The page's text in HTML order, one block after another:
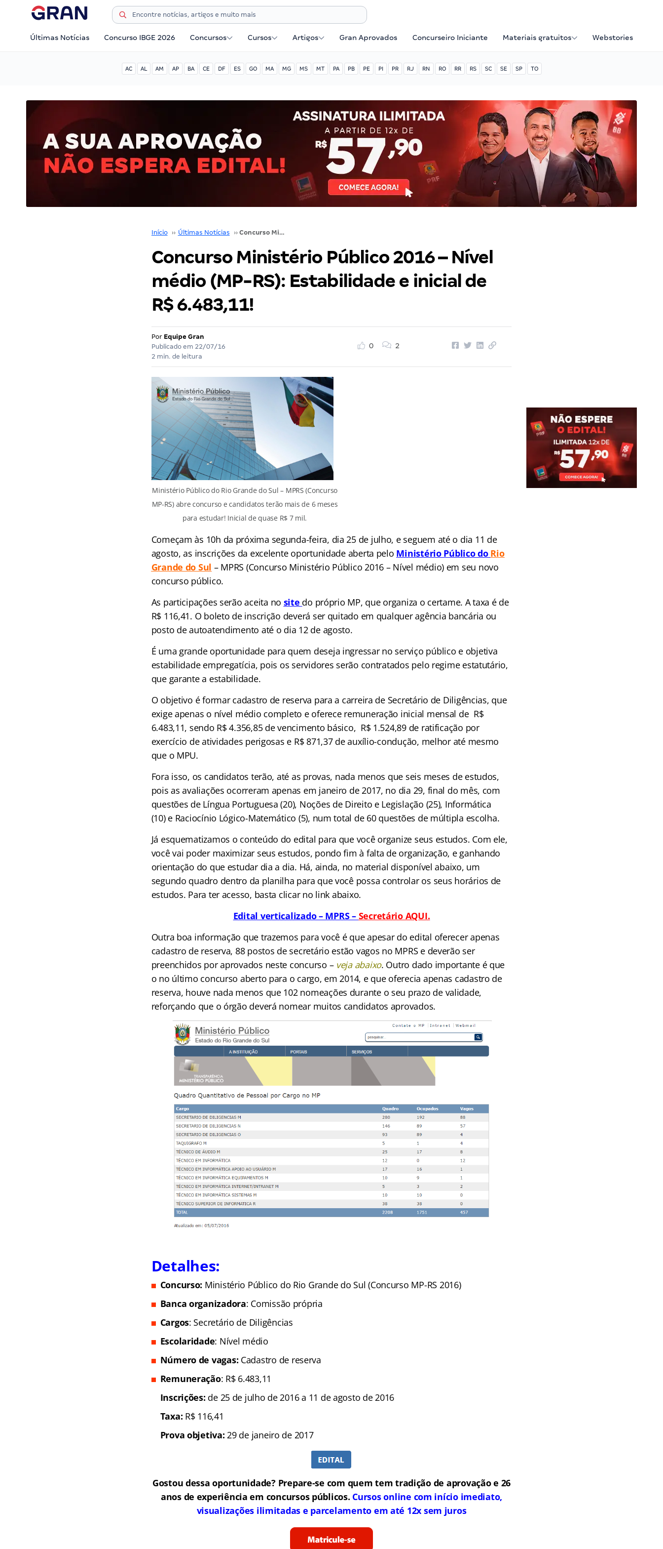
Últimas Notícias Concurso IBGE 2026 Concursos Cursos Artigos Gran Aprovados Concurseiro Iniciante Materiais gratuitos Webstories
AC AL AM AP BA CE DF ES GO MA MG MS MT PA PB PE PI PR RJ RN RO RR RS SC SE SP TO
Início ›› Últimas Notícias ›› Concurso Ministério Público 2016 – Nível médio (MP-RS): Estabilidade e inicial de R$ 6.483,11!
Concurso Ministério Público 2016 – Nível
médio (MP-RS): Estabilidade e inicial de
R$ 6.483,11!
Por Equipe Gran
Publicado em 22/07/16
2 min. de leitura
0 2
Ministério Público do Rio Grande do Sul – MPRS (Concurso
MP-RS) abre concurso e candidatos terão mais de 6 meses
para estudar! Inicial de quase R$ 7 mil.
Começam às 10h da próxima segunda-feira, dia 25 de julho, e seguem até o dia 11 de
agosto, as inscrições da excelente oportunidade aberta pelo Ministério Público do Rio
Grande do Sul – MPRS (Concurso Ministério Público 2016 – Nível médio) em seu novo
concurso público.
As participações serão aceita no site do próprio MP, que organiza o certame. A taxa é de
R$ 116,41. O boleto de inscrição deverá ser quitado em qualquer agência bancária ou
posto de autoatendimento até o dia 12 de agosto.
É uma grande oportunidade para quem deseja ingressar no serviço público e objetiva
estabilidade empregatícia, pois os servidores serão contratados pelo regime estatutário,
que garante a estabilidade.
O objetivo é formar cadastro de reserva para a carreira de Secretário de Diligências, que
exige apenas o nível médio completo e oferece remuneração inicial mensal de R$
6.483,11, sendo R$ 4.356,85 de vencimento básico, R$ 1.524,89 de ratificação por
exercício de atividades perigosas e R$ 871,37 de auxílio-condução, melhor até mesmo
que o MPU.
Fora isso, os candidatos terão, até as provas, nada menos que seis meses de estudos,
pois as avaliações ocorreram apenas em janeiro de 2017, no dia 29, final do mês, com
questões de Língua Portuguesa (20), Noções de Direito e Legislação (25), Informática
(10) e Raciocínio Lógico-Matemático (5), num total de 60 questões de múltipla escolha.
Já esquematizamos o conteúdo do edital para que você organize seus estudos. Com ele,
você vai poder maximizar seus estudos, pondo fim à falta de organização, e ganhando
orientação do que estudar dia a dia. Há, ainda, no material disponível abaixo, um
segundo quadro dentro da planilha para que você possa controlar os seus horários de
estudos. Para ter acesso, basta clicar no link abaixo.
Edital verticalizado – MPRS – Secretário AQUI.
Outra boa informação que trazemos para você é que apesar do edital oferecer apenas
cadastro de reserva, 88 postos de secretário estão vagos no MPRS e deverão ser
preenchidos por aprovados neste concurso –veja abaixo. Outro dado importante é que
o no último concurso aberto para o cargo, em 2014, e que oferecia apenas cadastro de
reserva, houve nada menos que 102 nomeações durante o seu prazo de validade,
reforçando que o órgão deverá nomear muitos candidatos aprovados.
Detalhes:
Concurso: Ministério Público do Rio Grande do Sul (Concurso MP-RS 2016)
Banca organizadora: Comissão própria
Cargos: Secretário de Diligências
Escolaridade: Nível médio
Número de vagas: Cadastro de reserva
Remuneração: R$ 6.483,11
Inscrições: de 25 de julho de 2016 a 11 de agosto de 2016
Taxa: R$ 116,41
Prova objetiva: 29 de janeiro de 2017
Gostou dessa oportunidade? Prepare-se com quem tem tradição de aprovação e 26
anos de experiência em concursos públicos. Cursos online com início imediato,
visualizações ilimitadas e parcelamento em até 12x sem juros